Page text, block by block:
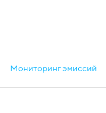
Мониторинг эмиссий